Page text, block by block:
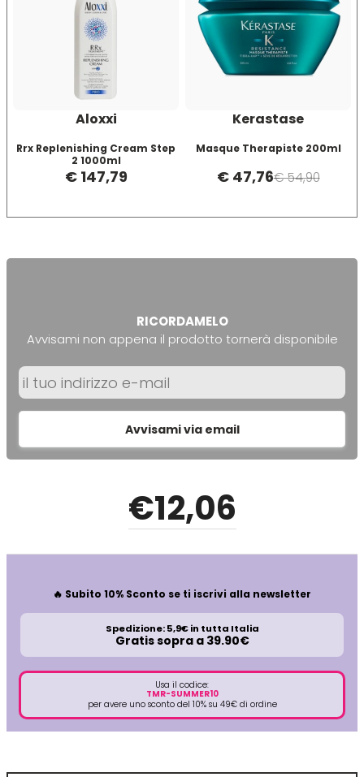
Mood
Morgan's
Moroccanoil
Morocutti
Muster & Dikson
O-P
Olaplex
Omega
Panasonic
Parlux
Phytorelax
reBond
Redken
Refectocil
Renbow
Renee Blanche
Revlon
Aloxxi
Rrx Replenishing Cream Step
2 1000ml
€ 147,79
Kerastase
Masque Therapiste 200ml
€ 47,76€ 54,90
RICORDAMELO
Avvisami non appena il prodotto tornerà disponibile
Avvisami via email
€12,06
🔥 Subito 10% Sconto se ti iscrivi alla newsletter
Spedizione: 5,9€ in tutta Italia
Gratis sopra a 39.90€
Usa il codice:
TMR-SUMMER10
per avere uno sconto del 10% su 49€ di ordine